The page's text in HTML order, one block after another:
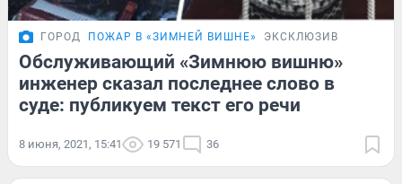
ГОРОД ПОЖАР В «ЗИМНЕЙ ВИШНЕ» ЭКСКЛЮЗИВ
Обслуживающий «Зимнюю вишню»
инженер сказал последнее слово в
суде: публикуем текст его речи
8 июня, 2021, 15:41 19 571 36